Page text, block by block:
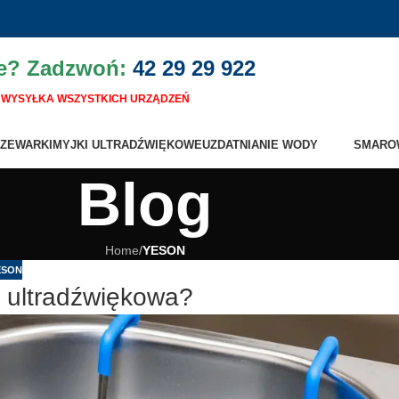
Zadzwoń: 42 29 29 922
WSZYSTKICH URZĄDZEŃ
MYJKI ULTRADŹWIĘKOWEUZDATNIANIE WODY
Blog
Home/YESON